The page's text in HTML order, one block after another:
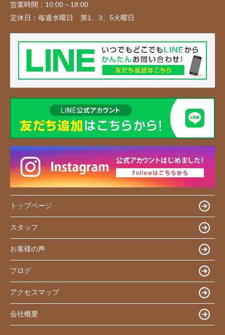
営業時間： 10:00～18:00
定休日： 毎週水曜日 第1、3、5火曜日
トップページ
スタッフ
お客様の声
ブログ
アクセスマップ
会社概要